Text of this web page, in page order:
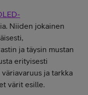
Niiden jokainen
ja täysin mustan
erityisesti
väriavaruus ja tarkka
värit esille.